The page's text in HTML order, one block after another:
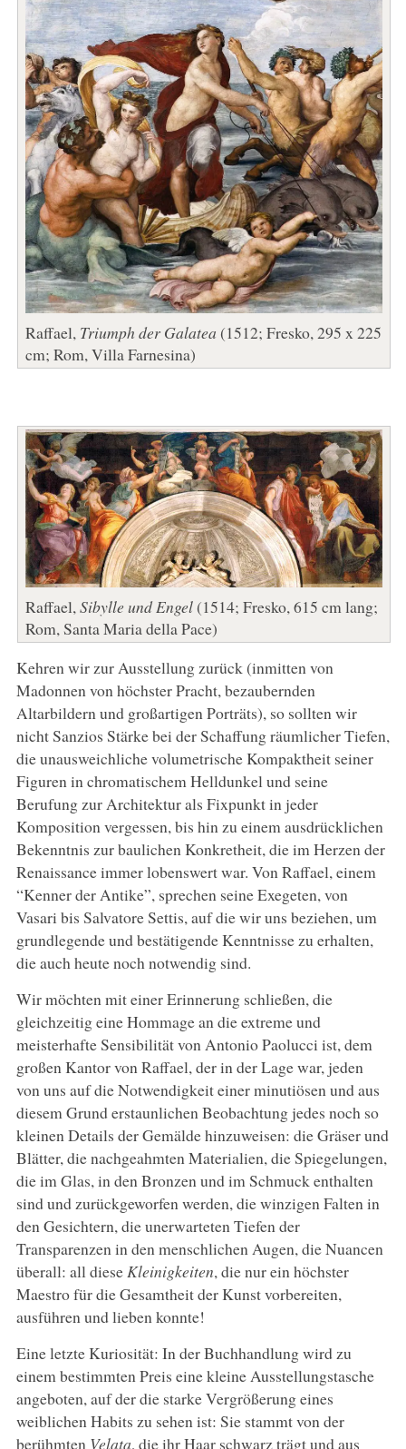
Raffael, Triumph der Galatea (1512; Fresko, 295 x 225
cm; Rom, Villa Farnesina)
Raffael, Sibylle und Engel(1514; Fresko, 615 cm lang;
Rom, Santa Maria della Pace)
Kehren wir zur Ausstellung zurück (inmitten von
Madonnen von höchster Pracht, bezaubernden
Altarbildern und großartigen Porträts), so sollten wir
nicht Sanzios Stärke bei der Schaffung räumlicher Tiefen,
die unausweichliche volumetrische Kompaktheit seiner
Figuren in chromatischem Helldunkel und seine
Berufung zur Architektur als Fixpunkt in jeder
Komposition vergessen, bis hin zu einem ausdrücklichen
Bekenntnis zur baulichen Konkretheit, die im Herzen der
Renaissance immer lobenswert war. Von Raffael, einem
“Kenner der Antike”, sprechen seine Exegeten, von
Vasari bis Salvatore Settis, auf die wir uns beziehen, um
grundlegende und bestätigende Kenntnisse zu erhalten,
die auch heute noch notwendig sind.
Wir möchten mit einer Erinnerung schließen, die
gleichzeitig eine Hommage an die extreme und
meisterhafte Sensibilität von Antonio Paolucci ist, dem
großen Kantor von Raffael, der in der Lage war, jeden
von uns auf die Notwendigkeit einer minutiösen und aus
diesem Grund erstaunlichen Beobachtung jedes noch so
kleinen Details der Gemälde hinzuweisen: die Gräser und
Blätter, die nachgeahmten Materialien, die Spiegelungen,
die im Glas, in den Bronzen und im Schmuck enthalten
sind und zurückgeworfen werden, die winzigen Falten in
den Gesichtern, die unerwarteten Tiefen der
Transparenzen in den menschlichen Augen, die Nuancen
überall: all diese Kleinigkeiten, die nur ein höchster
Maestro für die Gesamtheit der Kunst vorbereiten,
ausführen und lieben konnte!
Eine letzte Kuriosität: In der Buchhandlung wird zu
einem bestimmten Preis eine kleine Ausstellungstasche
angeboten, auf der die starke Vergrößerung eines
weiblichen Habits zu sehen ist: Sie stammt von der
berühmten Velata, die ihr Haar schwarz trägt und aus